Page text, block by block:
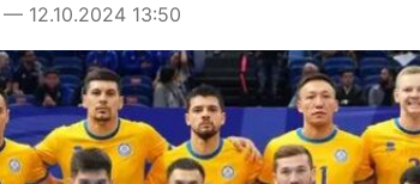
— 12.10.2024 13:50